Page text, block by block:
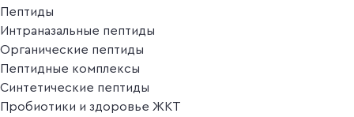
Пептиды
Интраназальные пептиды
Органические пептиды
Пептидные комплексы
Синтетические пептиды
Пробиотики и здоровье ЖКТ